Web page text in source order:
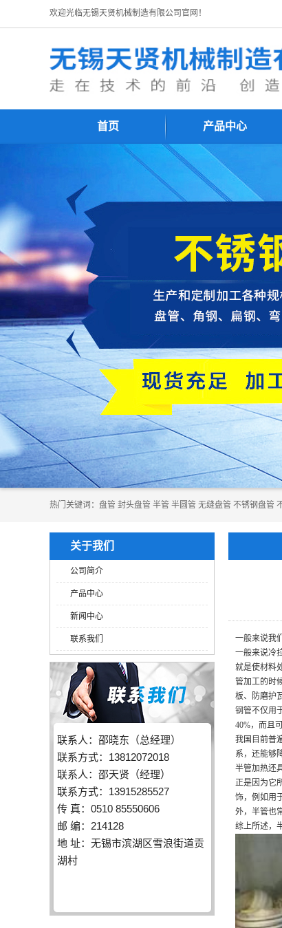
欢迎光临无锡天贤机械制造有限公司官网！
首页 产品中心
热门关键词： ​​​​​盘管 封头盘管 半管 半圆管 无缝盘管 不锈钢盘管
关于我们
公司简介
产品中心
新闻中心
联系我们
联系人：邵晓东（总经理）
联系方式：13812072018
联系人：邵天贤（经理）
联系方式：13915285527
传 真：0510 85550606
邮 编：214128
地 址：无锡市滨湖区雪浪街道贡
湖村
一般来说我
一般来说冷
就是使材料
管加工的时
板、防磨护
钢管不仅用
40%，而且
我国目前普
系，还能够
半管加热还
正是因为它
饰，例如用
外，半管也
综上所述，